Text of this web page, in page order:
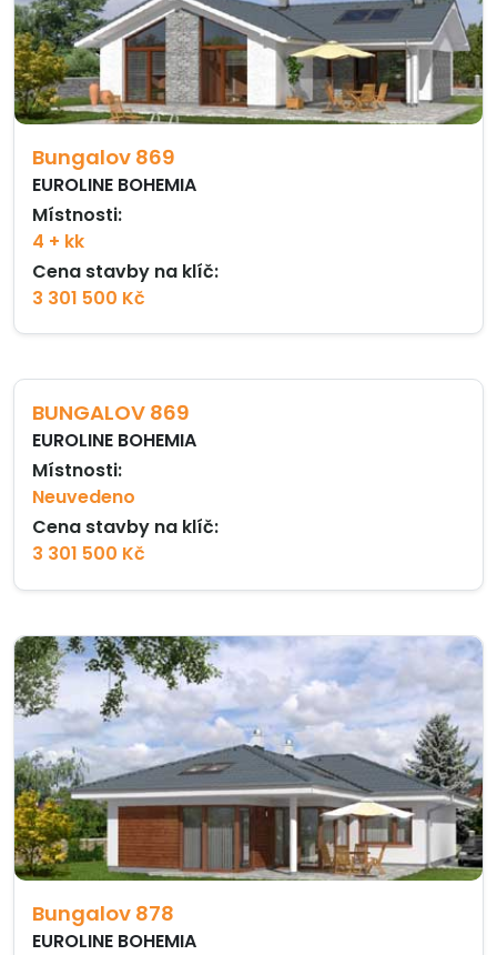
Bungalov 869
EUROLINE BOHEMIA
Místnosti:
4 + kk
Cena stavby na klíč:
3 301 500 Kč
BUNGALOV 869
EUROLINE BOHEMIA
Místnosti:
Neuvedeno
Cena stavby na klíč:
3 301 500 Kč
Bungalov 878
EUROLINE BOHEMIA